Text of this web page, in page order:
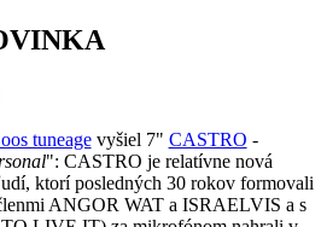
tuneagevyšiel 7" CASTRO -
": CASTRO je relatívne nová
ktorí posledných 30 rokov formovali
ANGOR WAT a ISRAELVIS a s